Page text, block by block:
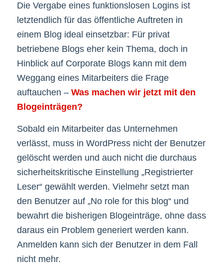
Die Vergabe eines funktionslosen Logins ist
letztendlich für das öffentliche Auftreten in
einem Blog ideal einsetzbar: Für privat
betriebene Blogs eher kein Thema, doch in
Hinblick auf Corporate Blogs kann mit dem
Weggang eines Mitarbeiters die Frage
auftauchen – Was machen wir jetzt mit den
Blogeinträgen?
Sobald ein Mitarbeiter das Unternehmen
verlässt, muss in WordPress nicht der Benutzer
gelöscht werden und auch nicht die durchaus
sicherheitskritische Einstellung „Registrierter
Leser“ gewählt werden. Vielmehr setzt man
den Benutzer auf „No role for this blog“ und
bewahrt die bisherigen Blogeinträge, ohne dass
daraus ein Problem generiert werden kann.
Anmelden kann sich der Benutzer in dem Fall
nicht mehr.